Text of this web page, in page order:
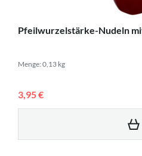
Pfeilwurzelstärke-Nudeln
Menge: 0,13 kg
3,95 €